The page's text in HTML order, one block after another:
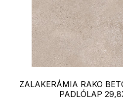
ZALAKERÁMIA RAKO
PADLÓLAP